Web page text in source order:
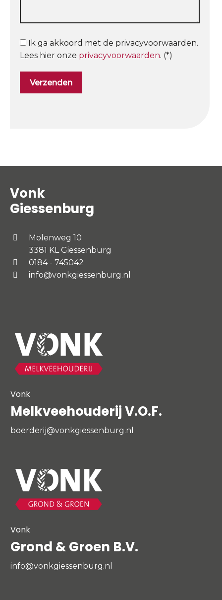
Ik ga akkoord met de privacyvoorwaarden.
Lees hier onze privacyvoorwaarden. (*)
Vonk
Giessenburg
Molenweg 10
3381 KL Giessenburg
0184 - 745042
info@vonkgiessenburg.nl
Vonk
Melkveehouderij V.O.F.
boerderij@vonkgiessenburg.nl
Vonk
Grond & Groen B.V.
info@vonkgiessenburg.nl